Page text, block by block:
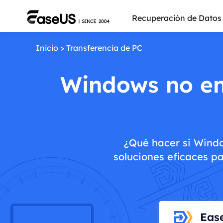
Recuperación de Datos
Más
Inicio > Transferencia de PC
Windows no
¿Qué hacer si
soluciones eficaces